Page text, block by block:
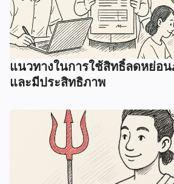
แนวทางในการใช้สิทธิ์ลดหย่อ
และมีประสิทธิภาพ